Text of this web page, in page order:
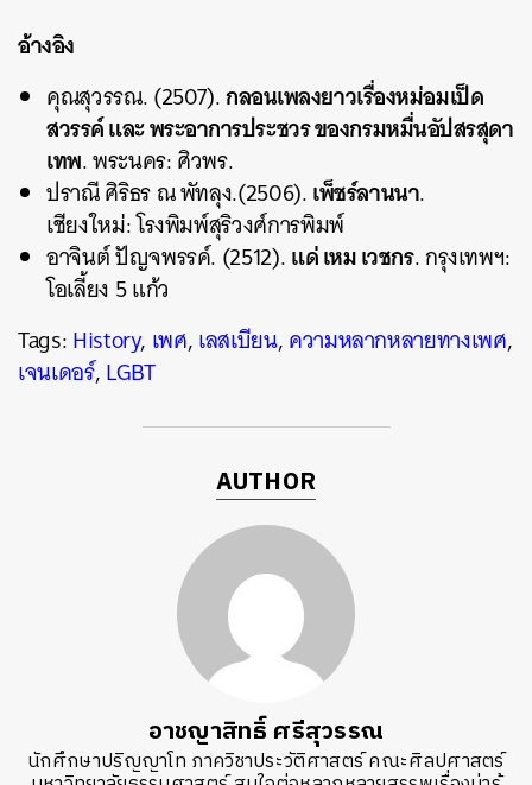
อ้างอิง
คุณสุวรรณ. (2507).กลอนเพลงยาวเรื่องหม่อมเป็ด
สวรรค์ และ พระอาการประชวร ของกรมหมื่นอัปสรสุดา
เทพ. พระนคร: ศิวพร.
ปราณี ศิริธร ณ พัทลุง.(2506).เพ็ชร์ลานนา.
เชียงใหม่: โรงพิมพ์สุริวงศ์การพิมพ์
อาจินต์ ปัญจพรรค์. (2512).แด่ เหม เวชกร. กรุงเทพฯ:
โอเลี้ยง 5 แก้ว
Tags:History, เพศ,เลสเบียน,ความหลากหลายทางเพศ,
เจนเดอร์,LGBT
AUTHOR
อาชญาสิทธิ์ ศรีสุวรรณ
นักศึกษาปริญญาโท ภาควิชาประวัติศาสตร์ คณะศิลปศาสตร์